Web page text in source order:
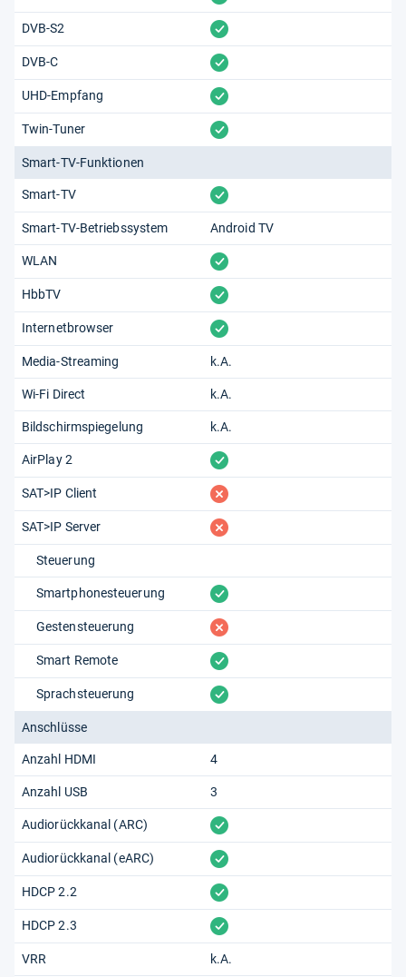
DVB-S2 vorhanden
DVB-C vorhanden
UHD-Empfang vorhanden
Twin-Tuner vorhanden
Smart-TV-Funktionen
Smart-TV vorhanden
Smart-TV-Betriebssystem Android TV
WLAN vorhanden
HbbTV vorhanden
Internetbrowser vorhanden
Media-Streaming k.A.
Wi-Fi Direct k.A.
Bildschirmspiegelung k.A.
AirPlay 2 vorhanden
SAT>IP Client fehlt
SAT>IP Server fehlt
Steuerung
Smartphonesteuerung vorhanden
Gestensteuerung fehlt
Smart Remote vorhanden
Sprachsteuerung vorhanden
Anschlüsse
Anzahl HDMI 4
Anzahl USB 3
Audiorückkanal (ARC) vorhanden
Audiorückkanal (eARC) vorhanden
HDCP 2.2 vorhanden
HDCP 2.3 vorhanden
VRR k.A.